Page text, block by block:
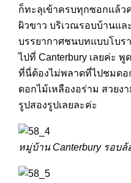
ก็ทะลุเข้าครบทุกซอกแล้
ผิวขาว บริเวณรอบบ้านแ
บรรยากาศชนบทแบบโบ
ไปที่ Canterbury เลยค่ะ
ที่นี่ต้องไม่พลาดที่ไปชมดอ
ดอกไม้เหลืองอร่าม สวยง
รูปสองรูปเลยละค่ะ
หมู่บ้าน Canterbury รอบ